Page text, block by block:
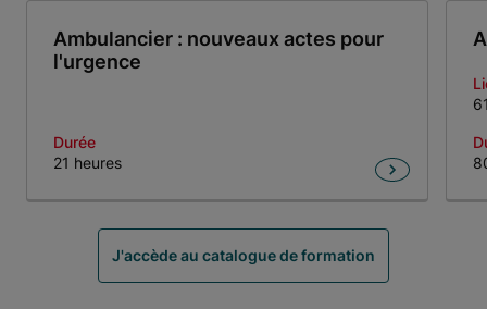
Ambulancier : nouveaux actes pour
l'urgence
Durée
21 heures
J'accède au catalogue de formation